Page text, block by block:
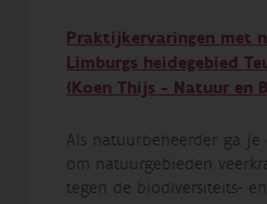
Praktijkervaringen met
Limburgs heidegebied
(Koen Thijs - Natuur en
Als natuurbeheerder ga
om natuurgebieden
tegen de biodiversiteits-